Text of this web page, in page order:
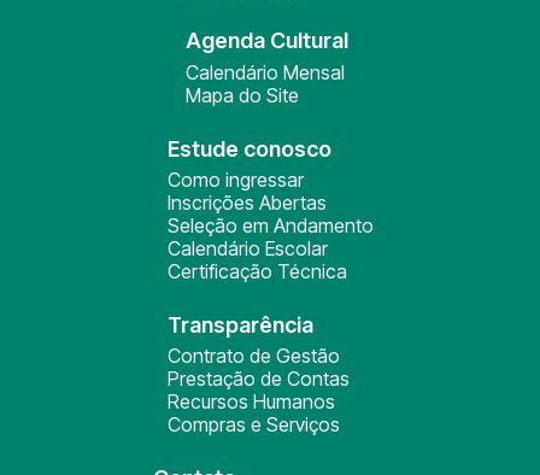
Agenda Cultural
Calendário Mensal
Mapa do Site
Estude conosco
Como ingressar
Inscrições Abertas
Seleção em Andamento
Calendário Escolar
Certificação Técnica
Transparência
Contrato de Gestão
Prestação de Contas
Recursos Humanos
Compras e Serviços